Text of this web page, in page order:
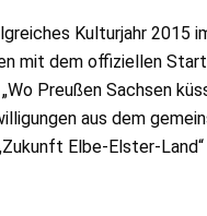
Kulturjahr 2015
mit dem offiziellen
Preußen Sachsen
aus dem
Elbe-Elster-